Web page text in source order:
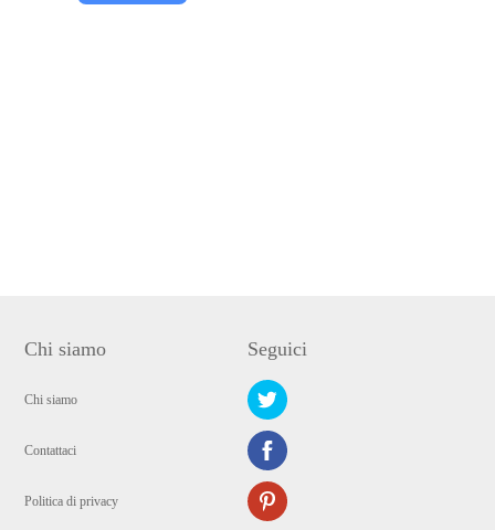
Chi siamo
Chi siamo
Contattaci
Politica di privacy
Seguici